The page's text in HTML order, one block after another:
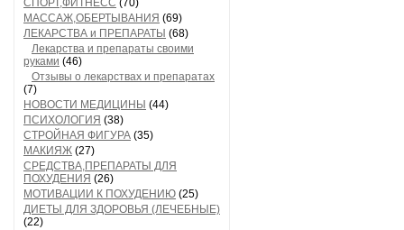
СПОРТ,ФИТНЕСС (70)
МАССАЖ,ОБЕРТЫВАНИЯ (69)
ЛЕКАРСТВА и ПРЕПАРАТЫ (68)
Лекарства и препараты своими
руками (46)
Отзывы о лекарствах и препаратах
(7)
НОВОСТИ МЕДИЦИНЫ (44)
ПСИХОЛОГИЯ (38)
СТРОЙНАЯ ФИГУРА (35)
МАКИЯЖ (27)
СРЕДСТВА,ПРЕПАРАТЫ ДЛЯ
ПОХУДЕНИЯ (26)
МОТИВАЦИИ К ПОХУДЕНИЮ (25)
ДИЕТЫ ДЛЯ ЗДОРОВЬЯ (ЛЕЧЕБНЫЕ)
(22)